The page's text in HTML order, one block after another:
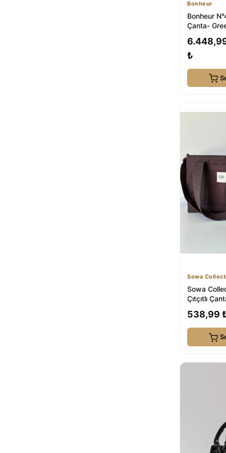
Bonheur
Bonheur
Çanta-
₺
Sowa
Sowa
Çıtçıtlı
538,99